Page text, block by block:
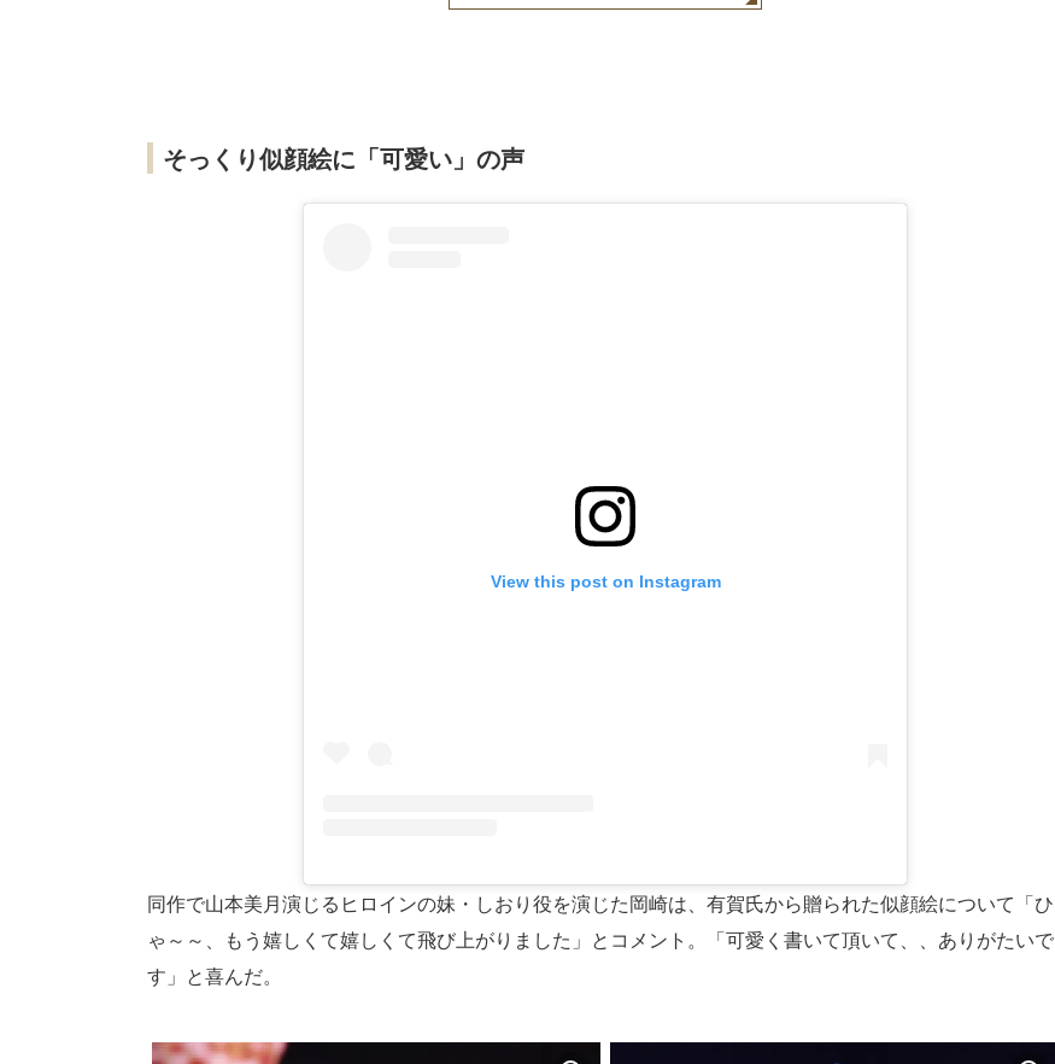
そっくり似顔絵に「可愛い」の声
View this post on Instagram
同作で山本美月演じるヒロインの妹・しおり役を演じた岡崎は、有賀氏から贈られた似顔絵について「ひ
ゃ～～、もう嬉しくて嬉しくて飛び上がりました」とコメント。「可愛く書いて頂いて、、ありがたいで
す」と喜んだ。